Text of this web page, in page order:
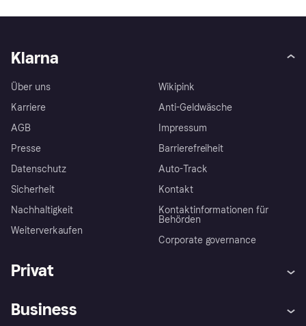
Klarna
Über uns
Karriere
AGB
Presse
Datenschutz
Sicherheit
Nachhaltigkeit
Weiterverkaufen
Wikipink
Anti-Geldwäsche
Impressum
Barrierefreiheit
Auto-Track
Kontakt
Kontaktinformationen für
Behörden
Corporate governance
Privat
Business